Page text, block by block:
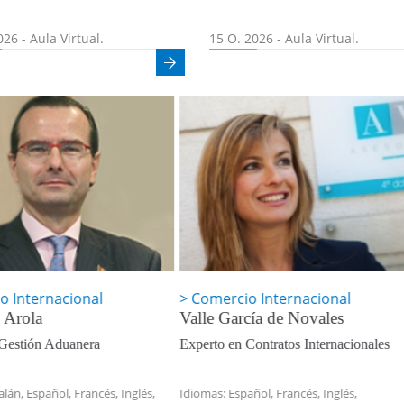
- Aula Virtual. 15 O. 2026 - Aula Virtual.
Internacional
de Novales
Contratos Internacionales
Español,Francés,Inglés,
Comercio Internacional
Irene Guardiola Lapuente
Experto en Derecho Aduanero
Idiomas:Catalán,Español,Francés,